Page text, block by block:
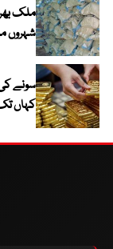
ملک
شہروں میں 20 کلو تھیلا 100
سونے
کہاں